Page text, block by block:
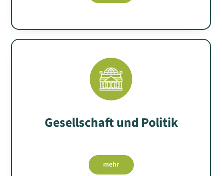
Gesellschaft und Politik
mehr